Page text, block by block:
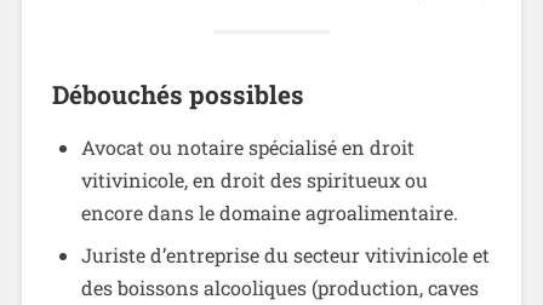
Débouchés possibles
Avocat ou notaire spécialisé en droit
vitivinicole, en droit des spiritueux ou
encore dans le domaine agroalimentaire.
Juriste d’entreprise du secteur vitivinicole et
des boissons alcooliques (production, caves